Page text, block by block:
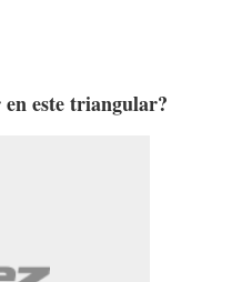
este triangular?